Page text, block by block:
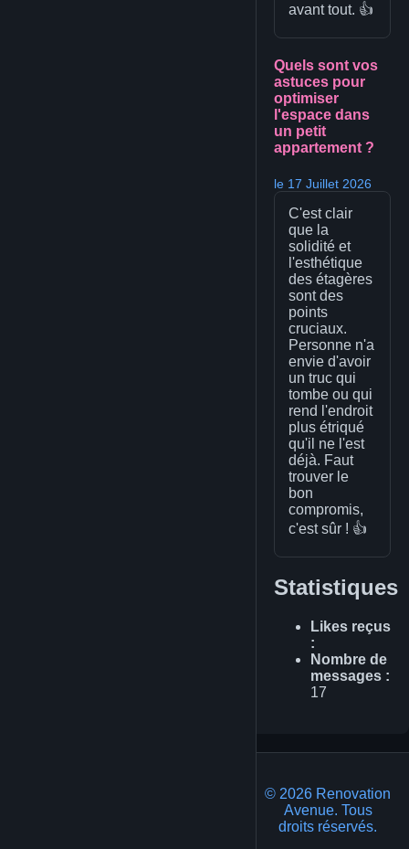
avant tout. 👍
Quels sont vos
astuces pour
optimiser
l'espace dans
un petit
appartement ?
le 17 Juillet 2026
C'est clair
que la
solidité et
l'esthétique
des étagères
sont des
points
cruciaux.
Personne n'a
envie d'avoir
un truc qui
tombe ou qui
rend l'endroit
plus étriqué
qu'il ne l'est
déjà. Faut
trouver le
bon
compromis,
c'est sûr ! 👍
Statistiques
Likes reçus
:
Nombre de
messages :
17
© 2026 Renovation
Avenue. Tous
droits réservés.